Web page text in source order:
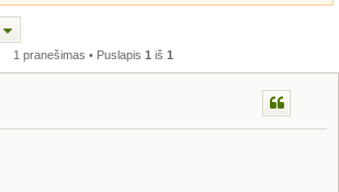
1 pranešimas • Puslapis 1 iš 1